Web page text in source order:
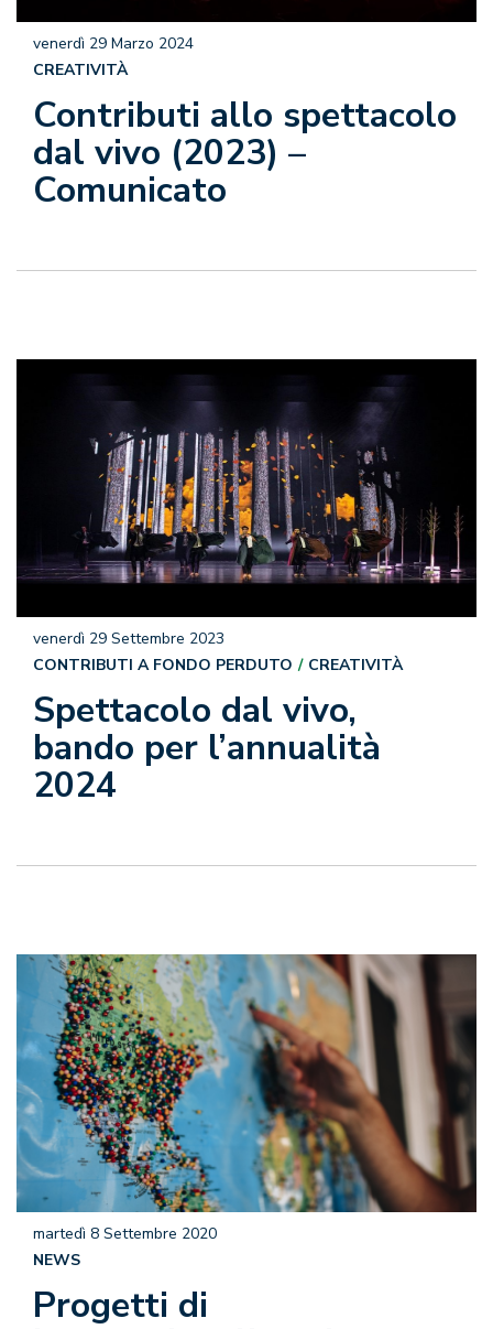
Contributi allo spettacolo
dal vivo (2023) –
Comunicato
venerdì 29 Marzo 2024
CREATIVITÀ
Spettacolo dal vivo,
bando per l’annualità
2024
venerdì 29 Settembre 2023
CONTRIBUTI A FONDO PERDUTO
CREATIVITÀ
Progetti di
martedì 8 Settembre 2020
NEWS